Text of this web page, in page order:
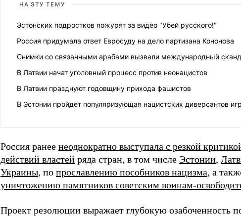
НА ЭТУ ТЕМУ
Эстонских подростков пожурят за видео "Убей русского!"
Россия придумала ответ Евросуду на дело партизана Кононова
Снимки со связанными арабами вызвали международный
В Латвии начат уголовный процесс против неонацистов
В Латвии празднуют годовщину прихода фашистов
В Эстонии пройдет популяризующая нацистских диверсантов
Россия ранее неоднократно выступала с резкой
действий властей ряда стран, в том числе Эстонии,
Украины, по прославлению пособников нацизма, а
уничтожению памятников советским воинам-
Проект резолюции выражает глубокую озабоченность